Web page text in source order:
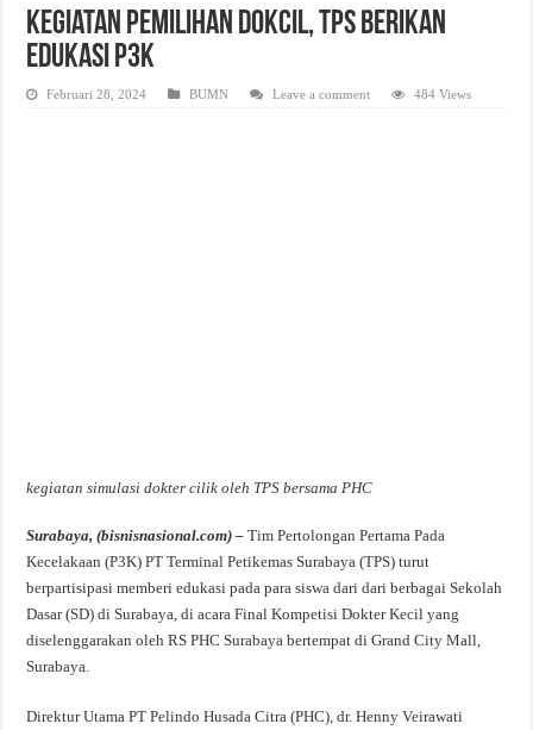
Dibutuhkan Marketing. Lamaran di-email ke redaksi@bisnisnasional.com
Kegiatan Pemilihan DokCil, TPS Berikan
Edukasi P3K
Februari 28, 2024 BUMN Leave a comment 484 Views
kegiatan simulasi dokter cilik oleh TPS bersama PHC
Surabaya, (bisnisnasional.com) – Tim Pertolongan Pertama Pada
Kecelakaan (P3K) PT Terminal Petikemas Surabaya (TPS) turut
berpartisipasi memberi edukasi pada para siswa dari dari berbagai Sekolah
Dasar (SD) di Surabaya, di acara Final Kompetisi Dokter Kecil yang
diselenggarakan oleh RS PHC Surabaya bertempat di Grand City Mall,
Surabaya.
Direktur Utama PT Pelindo Husada Citra (PHC), dr. Henny Veirawati